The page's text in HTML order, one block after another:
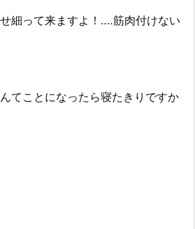
細って来ますよ！‥‥筋肉付けない
てことになったら寝たきりですか